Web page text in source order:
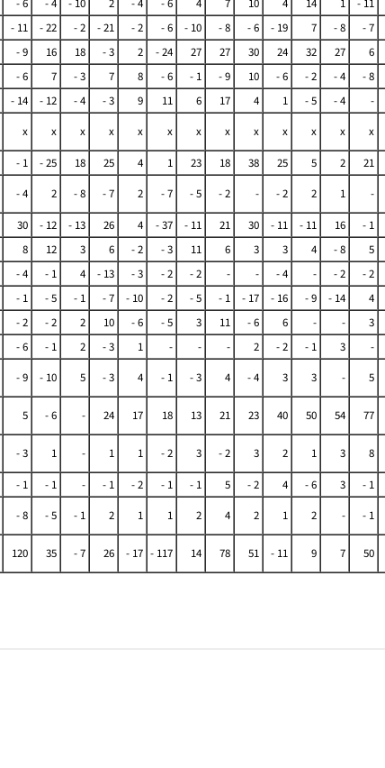
- 11 - 22 - 2 - 21 - 2 - 6 - 10 - 8 - 6 - 19 7 - 8
- 7
- 9 16 18 - 3 2 - 24 27 27 30 24 32 27
6
- 6 7 - 3 7 8 - 6 - 1 - 9 10 - 6 - 2 - 4
- 8
- 14 - 12 - 4 - 3 9 11 6 17 4 1 - 5 - 4
-
x x x x x x x x x x x x
x
- 1 - 25 18 25 4 1 23 18 38 25 5 2
21
- 4 2 - 8 - 7 2 - 7 - 5 - 2 - - 2 2 1
-
30 - 12 - 13 26 4 - 37 - 11 21 30 - 11 - 11 16
- 1
8 12 3 6 - 2 - 3 11 6 3 3 4 - 8
5
- 4 - 1 4 - 13 - 3 - 2 - 2 - - - 4 - - 2
- 2
- 1 - 5 - 1 - 7 - 10 - 2 - 5 - 1 - 17 - 16 - 9 - 14
4
- 2 - 2 2 10 - 6 - 5 3 11 - 6 6 - -
3
- 6 - 1 2 - 3 1 - - - 2 - 2 - 1 3
-
- 9 - 10 5 - 3 4 - 1 - 3 4 - 4 3 3 -
5
5 - 6 - 24 17 18 13 21 23 40 50 54
77
- 3 1 - 1 1 - 2 3 - 2 3 2 1 3
8
- 1 - 1 - - 1 - 2 - 1 - 1 5 - 2 4 - 6 3
- 1
- 8 - 5 - 1 2 1 1 2 4 2 1 2 -
- 1
120 35 - 7 26 - 17 - 117 14 78 51 - 11 9 7 50